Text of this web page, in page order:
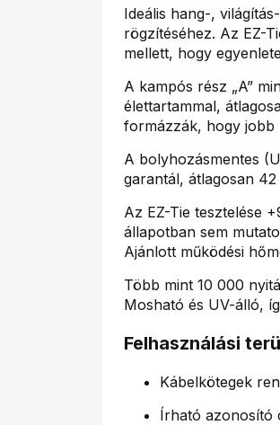
Ideális hang-,
rögzítéséhez. Az EZ-
mellett, hogy
A kampós rész „A”
élettartammal,
formázzák, hogy jobb
A bolyhozásmentes
garantál, átlagosan
Az EZ-Tie tesztelése
állapotban sem
Ajánlott működési
Több mint 10 000
Mosható és UV-álló,
Felhasználási
Kábelkötegek
Írható azonosító